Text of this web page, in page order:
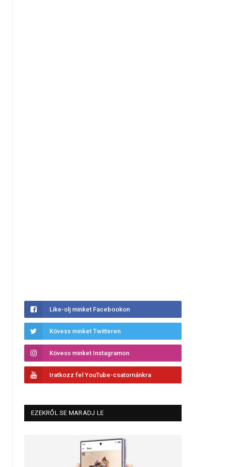
Like-olj minket Facebookon
Kövess minket Twitteren
Kövess minket Instagramon
Iratkozz fel YouTube-csatornánkra
EZEKRŐL SE MARADJ LE